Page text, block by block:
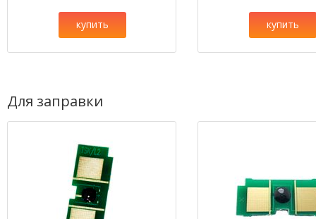
купить купить
Для заправки